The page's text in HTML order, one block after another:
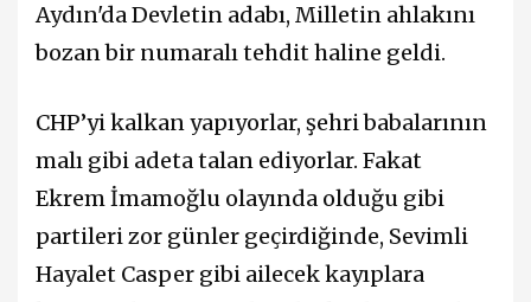
Aydın'da Devletin adabı, Milletin ahlakını
bozan bir numaralı tehdit haline geldi.
CHP’yi kalkan yapıyorlar, şehri babalarının
malı gibi adeta talan ediyorlar. Fakat
Ekrem İmamoğlu olayında olduğu gibi
partileri zor günler geçirdiğinde, Sevimli
Hayalet Casper gibi ailecek kayıplara